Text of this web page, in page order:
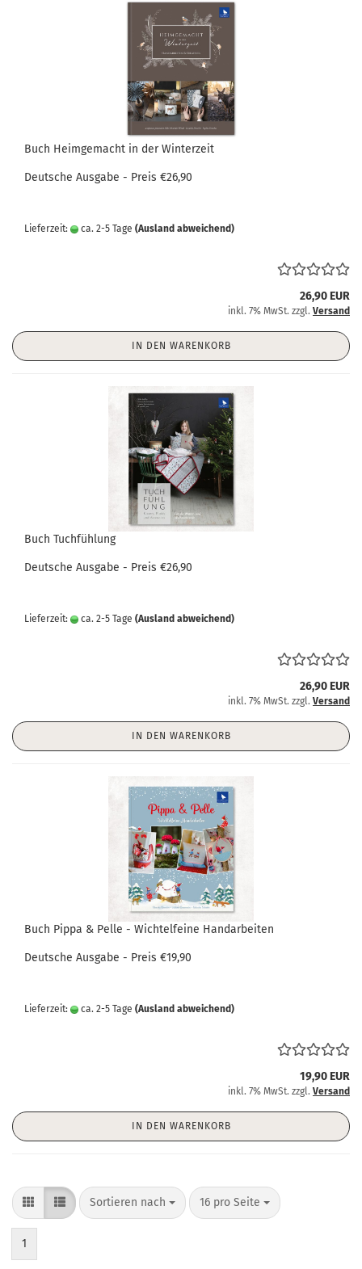
Buch Heimgemacht in der Winterzeit
Deutsche Ausgabe - Preis €26,90
Lieferzeit: ca. 2-5 Tage (Ausland abweichend)
26,90 EUR
inkl. 7% MwSt. zzgl. Versand
IN DEN WARENKORB
Buch Tuchfühlung
Deutsche Ausgabe - Preis €26,90
Lieferzeit: ca. 2-5 Tage (Ausland abweichend)
26,90 EUR
inkl. 7% MwSt. zzgl. Versand
IN DEN WARENKORB
Buch Pippa & Pelle - Wichtelfeine Handarbeiten
Deutsche Ausgabe - Preis €19,90
Lieferzeit: ca. 2-5 Tage (Ausland abweichend)
19,90 EUR
inkl. 7% MwSt. zzgl. Versand
IN DEN WARENKORB
Sortieren nach
Sortieren nach 16 pro Seite
pro Seite
1